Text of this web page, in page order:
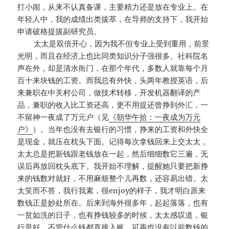
打小闹，从来不认真备课，主要精力还是放在专业上。在
年轻人中，我的成绩出类拔萃，在导师的支持下，我开始
申请破格提拔副研究员。
太太是双倍开心，因为我不但专业上受到重用，前景
光明，而且在经济上也比同类知识分子强很多。社科院名
声在外，却是清水衙门，在那个年代，多数人就靠每个月
百十来块钱的工资。而我总有外快，头两年教授英语，后
来兼职在中关村公司，做技术转移，开发机器翻译的产
品，兼职的收入比工资还高，更不用提还曾挣到外汇，一
不留神一夜成了万元户（见 《朝华午拾：一夜成为万元
户》 ）。当年也没有去银行的习惯，挣来的工资和外快全
是现金，就压在枕头下面。记得每次拿钱回来上交太太，
太太总是把新钱跟老钱放在一起，然后细细数它三遍，无
误后再放回枕头底下。我开始不理解，提醒她只要把新挣
来的钱数对就好，不用麻烦整个儿再数，还容易出错。太
太笑而不答，我行我素，很enjoy的样子，我才明白原来
数钱正是妙处所在。后来到海外很多年，起起落落，也有
一贫如洗的日子，也有挣钱较多的时候，太太感叹道，银
行是好，不管什么钱都直接入账，可再也没有以前数钱的